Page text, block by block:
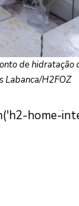
de hidratação
Labanca/H2FOZ